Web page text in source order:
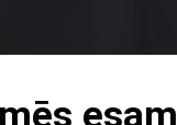
esam